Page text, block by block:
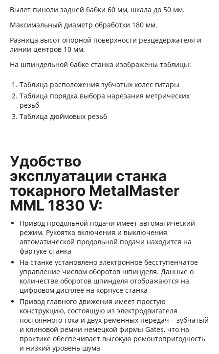
Вылет пиноли задней бабки 60 мм, шкала до 50 мм.
Максимальный диаметр обработки 180 мм.
Разница высот опорной поверхности резцедержателя и
линии центров 10 мм.
На шпиндельной бабке станка изображены таблицы:
Таблица расположения зубчатых колес гитары
Таблица порядка выбора нарезания метрических
резьб
Таблица дюймовых резьб
Удобство
эксплуатации станка
токарного MetalMaster
MML 1830 V:
Привод продольной подачи имеет автоматический
режим. Рукоятка включения и выключения
автоматической продольной подачи находится на
фартуке станка
На станке установлено электронное бесступенчатое
управление числом оборотов шпинделя. Данные о
количестве оборотов шпинделя отображаются на
цифровом дисплее на корпусе станка
Привод главного движения имеет простую
конструкцию, состоящую из электродвигателя
постоянного тока и двух ременных передач – зубчатый
и клиновой ремни немецкой фирмы Gates, что на
практике обеспечивает высокую ремонтопригодность
и низкий уровень шума